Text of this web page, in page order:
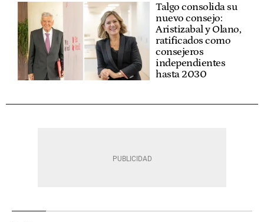
Talgo consolida su
nuevo consejo:
Aristizabal y Olano,
ratificados como
consejeros
independientes
hasta 2030